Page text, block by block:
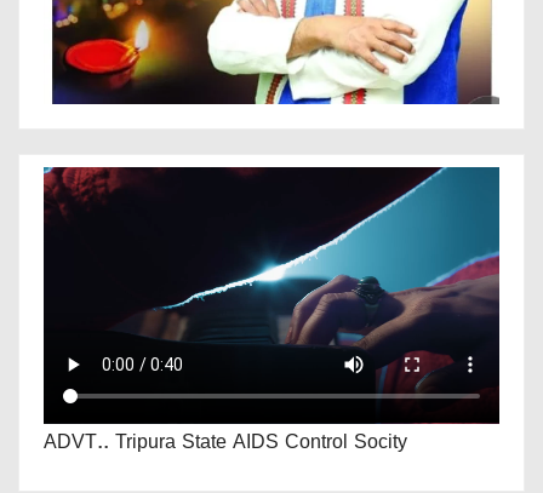
ADVT.. Tripura State AIDS Control Socity